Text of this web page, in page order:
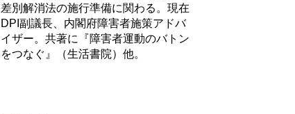
差別解消法の施行準備に関わる。現在
DPI副議長、内閣府障害者施策アドバ
イザー。共著に『障害者運動のバトン
をつなぐ』（生活書院）他。